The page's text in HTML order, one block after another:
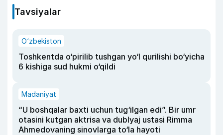
Tavsiyalar
O‘zbekiston
Toshkentda o‘pirilib tushgan yo‘l qurilishi bo‘yicha
6 kishiga sud hukmi o‘qildi
Madaniyat
“U boshqalar baxti uchun tug‘ilgan edi”. Bir umr
otasini kutgan aktrisa va dublyaj ustasi Rimma
Ahmedovaning sinovlarga to‘la hayoti